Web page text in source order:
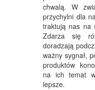
chwalą. W
przychylni dla
traktują nas na
Zdarza się
doradzają
ważny sygnał,
produktów
na ich temat
lepsze.